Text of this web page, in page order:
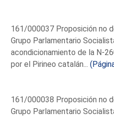
161/000037 Proposición no
Grupo Parlamentario
acondicionamiento de la N-
por el Pirineo catalán...
161/000038 Proposición no
Grupo Parlamentario